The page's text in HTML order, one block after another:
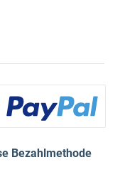
Bezahlmethode